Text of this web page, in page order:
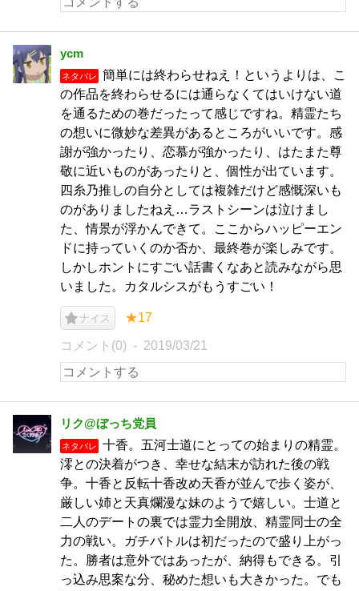
ycm
ネタバレ
簡単には終わらせねえ！というよりは、こ
の作品を終わらせるには通らなくてはいけない道
を通るための巻だったって感じですね。精霊たち
の想いに微妙な差異があるところがいいです。感
謝が強かったり、恋慕が強かったり、はたまた尊
敬に近いものがあったりと、個性が出ています。
四糸乃推しの自分としては複雑だけど感慨深いも
のがありましたねえ…ラストシーンは泣けまし
た、情景が浮かんできて。ここからハッピーエン
ドに持っていくのか否か、最終巻が楽しみです。
しかしホントにすごい話書くなあと読みながら思
いました。カタルシスがもうすごい！
ナイス ★17
コメント(0) 2019/03/21
リク@ぼっち党員
ネタバレ
十香。五河士道にとっての始まりの精霊。
澪との決着がつき、幸せな結末が訪れた後の戦
争。十香と反転十香改め天香が並んで歩く姿が、
厳しい姉と天真爛漫な妹のようで嬉しい。士道と
二人のデートの裏では霊力全開放、精霊同士の全
力の戦い。ガチバトルは初だったので盛り上がっ
た。勝者は意外ではあったが、納得もできる。引
っ込み思案な分、秘めた想いも大きかった。でも